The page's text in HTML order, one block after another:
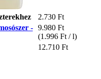
2.730 Ft
-
9.980 Ft
(1.996 Ft / l)
12.710 Ft